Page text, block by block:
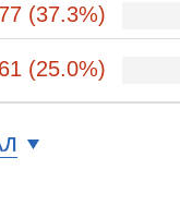
(37.3%)
(25.0%)